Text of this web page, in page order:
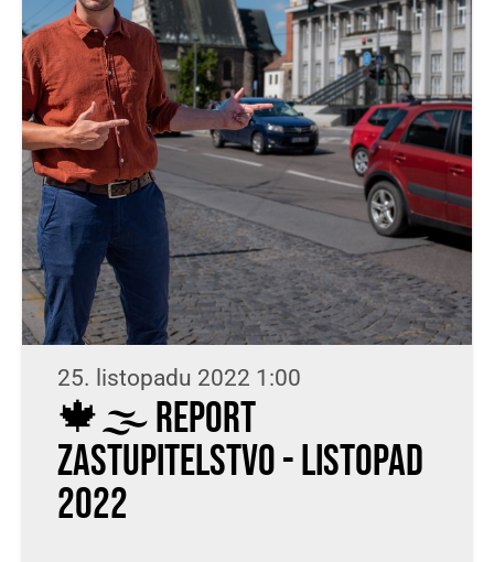
25. listopadu 2022 1:00
🍁🌫 REPORT
ZASTUPITELSTVO - LISTOPAD
2022